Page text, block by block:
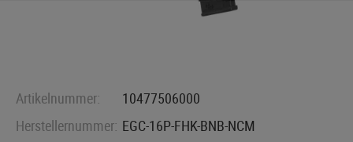
Artikelnummer:
10477506000
Herstellernummer: EGC-16P-FHK-BNB-NCM